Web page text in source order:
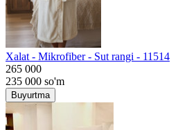
Хalat - Mikrofiber - Sut rangi - 11514
265 000
235 000 so'm
Buyurtma